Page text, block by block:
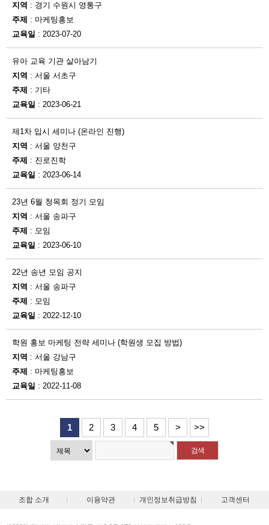
지역 : 경기 수원시 영통구
주제 : 마케팅홍보
교육일 : 2023-07-20
유아 교육 기관 살아남기
지역 : 서울 서초구
주제 : 기타
교육일 : 2023-06-21
제1차 입시 세미나 (온라인 진행)
지역 : 서울 양천구
주제 : 진로진학
교육일 : 2023-06-14
23년 6월 청목회 정기 모임
지역 : 서울 송파구
주제 : 모임
교육일 : 2023-06-10
22년 송년 모임 공지
지역 : 서울 송파구
주제 : 모임
교육일 : 2022-12-10
학원 홍보 마케팅 전략 세미나 (학원생 모집 방법)
지역 : 서울 강남구
주제 : 마케팅홍보
교육일 : 2022-11-08
1 2 3 4 5 > >>
조합 소개 이용약관 개인정보취급방침 고객센터